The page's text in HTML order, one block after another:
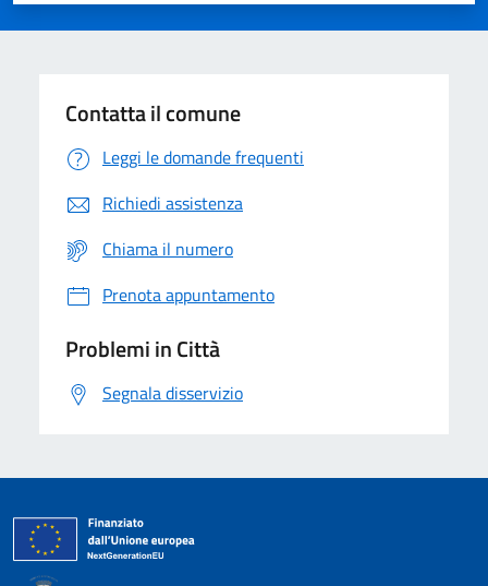
Contatta il comune
Leggi le domande frequenti
Richiedi assistenza
Chiama il numero
Prenota appuntamento
Problemi in Città
Segnala disservizio